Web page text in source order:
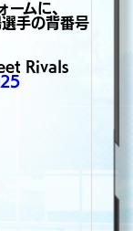
ムに、
手の背番号
Rivals